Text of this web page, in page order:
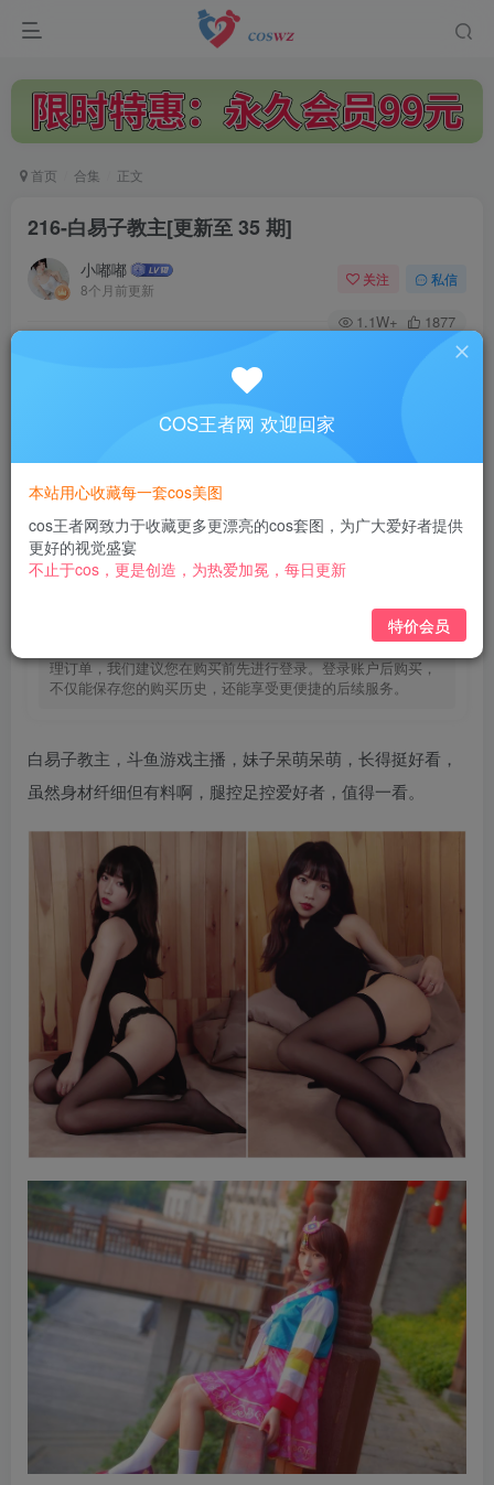
首页 合集 正文
216-白易子教主[更新至 35 期]
小嘟嘟
8个月前更新
关注 私信
1.1W+ 1877
此资源是白易子教主的系列套图！购买后可下载整套图资源！
29.9
黄金会员免费 钻石会员 免费
立即购买
为了提供更加个性化的购物体验，并确保您能够顺利追踪和管
理订单，我们建议您在购买前先进行登录。登录账户后购买，
不仅能保存您的购买历史，还能享受更便捷的后续服务。
已售 19
白易子教主，斗鱼游戏主播，妹子呆萌呆萌，长得挺好看，
虽然身材纤细但有料啊，腿控足控爱好者，值得一看。
COS王者网 欢迎回家
本站用心收藏每一套cos美图
cos王者网致力于收藏更多更漂亮的cos套图，为广大爱好者提供
更好的视觉盛宴
不止于cos，更是创造，为热爱加冕，每日更新
特价会员